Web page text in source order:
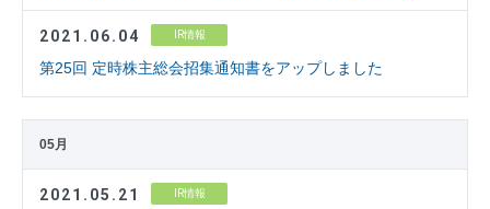
2021.06.04 IR情報
第25回 定時株主総会招集通知書をアップしました
05月
2021.05.21 IR情報